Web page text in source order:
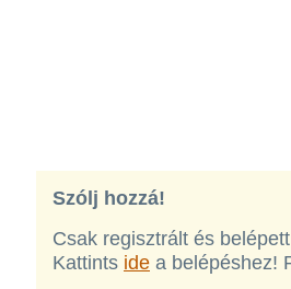
Szólj hozzá!
Csak regisztrált és
Kattints ide a belépéshez!